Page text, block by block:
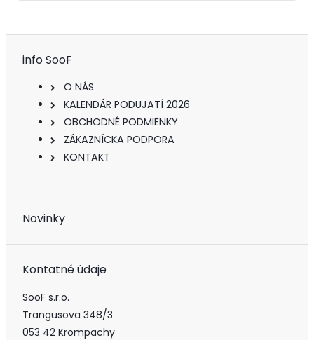
info SooF
O NÁS
KALENDÁR PODUJATÍ 2026
OBCHODNÉ PODMIENKY
ZÁKAZNÍCKA PODPORA
KONTAKT
Novinky
Kontatné údaje
SooF s.r.o.
Trangusova 348/3
053 42 Krompachy